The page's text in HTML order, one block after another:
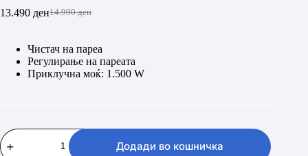
14.990ден
Original
14.990 ден.
13.490 денCurrent
13.490 ден.
Чистач на пареа
Регулирање на пареата
Приклучна моќ: 1.500 W
KARCHER
SC
Додади во кошничка